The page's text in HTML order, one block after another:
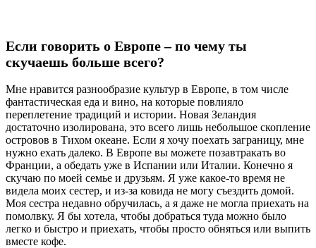
Если говорить о Европе – по чему ты
скучаешь больше всего?
Мне нравится разнообразие культур в Европе, в том числе
фантастическая еда и вино, на которые повлияло
переплетение традиций и истории. Новая Зеландия
достаточно изолирована, это всего лишь небольшое скопление
островов в Тихом океане. Если я хочу поехать заграницу, мне
нужно ехать далеко. В Европе вы можете позавтракать во
Франции, а обедать уже в Испании или Италии. Конечно я
скучаю по моей семье и друзьям. Я уже какое-то время не
видела моих сестер, и из-за ковида не могу съездить домой.
Моя сестра недавно обручилась, а я даже не могла приехать на
помолвку. Я бы хотела, чтобы добраться туда можно было
легко и быстро и приехать, чтобы просто обняться или выпить
вместе кофе.